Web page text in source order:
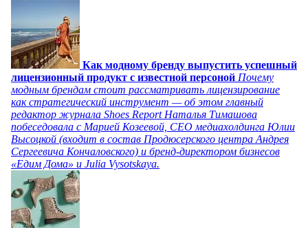
Как модному бренду выпустить успешный
лицензионный продукт с известной персоной Почему
модным брендам стоит рассматривать лицензирование
как стратегический инструмент — об этом главный
редактор журнала Shoes Report Наталья Тимашова
побеседовала с Марией Козеевой, СЕО медиахолдинга Юлии
Высоцкой (входит в состав Продюсерского центра Андрея
Сергеевича Кончаловского) и бренд-директором бизнесов
«Едим Дома» и Julia Vysotskaya.